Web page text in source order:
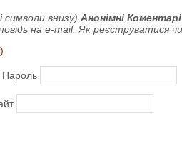
внизу).Анонімні
на e-mail. Як реєструватися
Пароль